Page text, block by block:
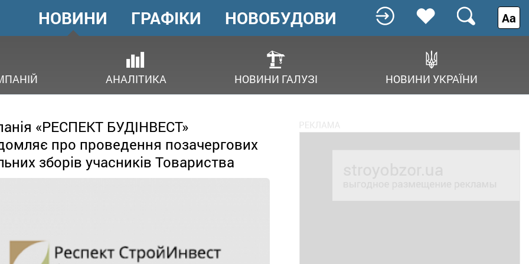
ГОЛОВНЕ
МЕНЮ
НОВИНИ
АНАЛІТИКА НОВИНИ ГАЛУЗІ НОВИНИ УКРАЇНИ
ГРАФІКИ НОВОБУДОВИ Аа
«РЕСПЕКТ БУДІНВЕСТ»
про проведення позачергових
зборів учасників Товариства